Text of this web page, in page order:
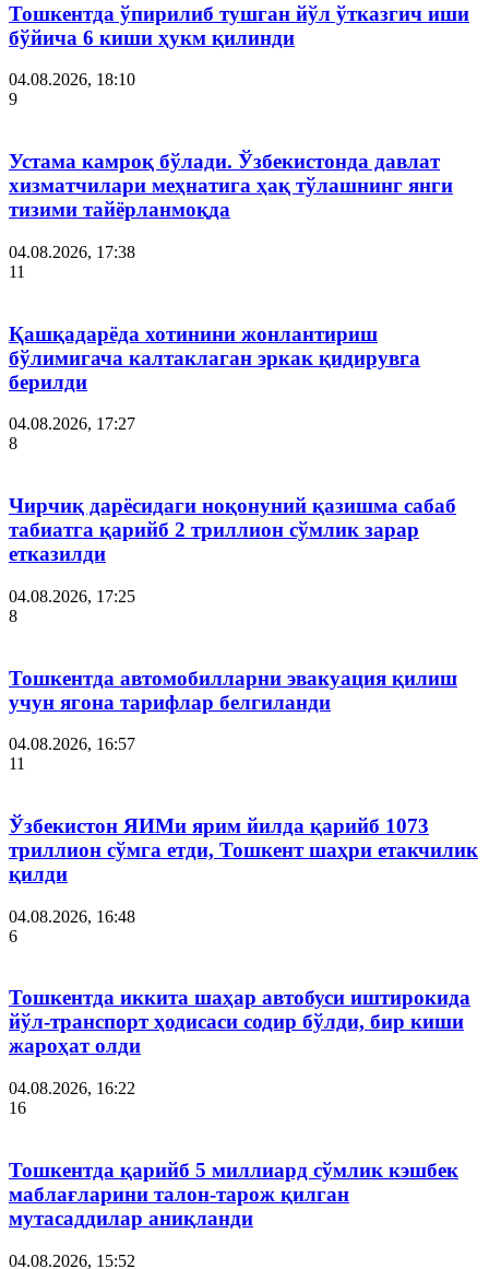
Тошкентда ўпирилиб тушган йўл ўтказгич иши
бўйича 6 киши ҳукм қилинди
04.08.2026, 18:10
9
Устама камроқ бўлади. Ўзбекистонда давлат
хизматчилари меҳнатига ҳақ тўлашнинг янги
тизими тайёрланмоқда
04.08.2026, 17:38
11
Қашқадарёда хотинини жонлантириш
бўлимигача калтаклаган эркак қидирувга
берилди
04.08.2026, 17:27
8
Чирчиқ дарёсидаги ноқонуний қазишма сабаб
табиатга қарийб 2 триллион сўмлик зарар
етказилди
04.08.2026, 17:25
8
Тошкентда автомобилларни эвакуация қилиш
учун ягона тарифлар белгиланди
04.08.2026, 16:57
11
Ўзбекистон ЯИМи ярим йилда қарийб 1073
триллион сўмга етди, Тошкент шаҳри етакчилик
қилди
04.08.2026, 16:48
6
Тошкентда иккита шаҳар автобуси иштирокида
йўл-транспорт ҳодисаси содир бўлди, бир киши
жароҳат олди
04.08.2026, 16:22
16
Тошкентда қарийб 5 миллиард сўмлик кэшбек
маблағларини талон-тарож қилган
мутасаддилар аниқланди
04.08.2026, 15:52